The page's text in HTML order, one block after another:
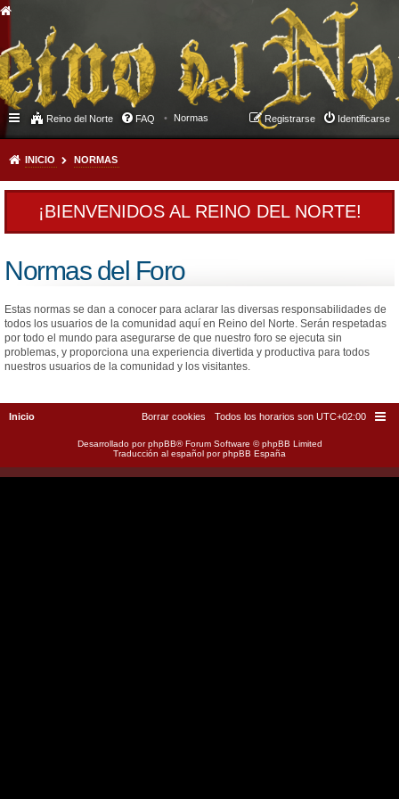
Reino del Norte FAQ Normas Identificarse
Registrarse
INICIO NORMAS
¡BIENVENIDOS AL REINO DEL NORTE!
Normas del Foro
Estas normas se dan a conocer para aclarar las diversas responsabilidades de
todos los usuarios de la comunidad aquí en Reino del Norte. Serán respetadas
por todo el mundo para asegurarse de que nuestro foro se ejecuta sin
problemas, y proporciona una experiencia divertida y productiva para todos
nuestros usuarios de la comunidad y los visitantes.
Inicio Todos los horarios son UTC+02:00
Borrar cookies
Desarrollado porphpBB® Forum Software © phpBB Limited
Traducción al español porphpBB España